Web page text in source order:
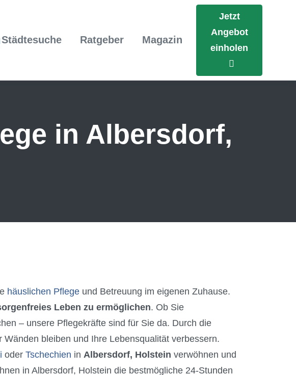
Städtesuche Ratgeber Magazin
Jetzt
Angebot
einholen
in Albersdorf,
häuslichen Pflege und Betreuung im eigenen Zuhause.
Leben zu ermöglichen. Ob Sie
– unsere Pflegekräfte sind für Sie da. Durch die
bleiben und Ihre Lebensqualität verbessern.
oder Tschechien in Albersdorf, Holstein verwöhnen und
in Albersdorf, Holstein die bestmögliche 24-Stunden